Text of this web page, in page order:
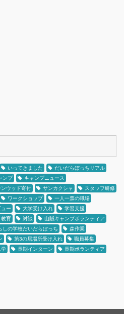
いってきました
だいだらぼっちリアル
ンプ
キャンプニュース
ンウッド寄付 サンカクシャ
スタッフ研修
ワークショップ
一人一票の職場
ー 大学受け入れ
学習支援
育 対談
山賊キャンプボランティア
しの学校だいだらぼっち
森作業
第3の居場所受け入れ
職員募集
学 長期インターン
長期ボランティア